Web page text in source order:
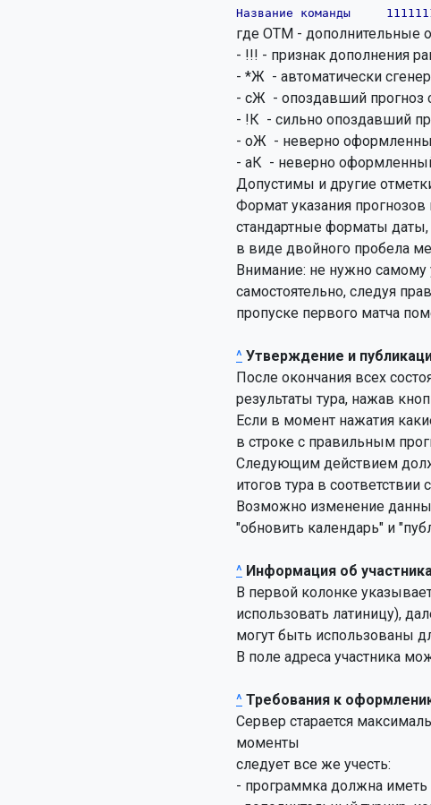
Название команды
где ОТМ - дополнительные
- !!! - признак дополнения
- *Ж  - автоматически
- cЖ  - опоздавший прогноз
- !К  - сильно опоздавший
- oЖ  - неверно
- aК  - неверно
Допустимы и другие
Формат указания
стандартные форматы даты,
в виде двойного пробела
Внимание: не нужно самому
самостоятельно, следуя
пропуске первого матча
^ Утверждение и
После окончания всех
результаты тура, нажав
Если в момент нажатия
в строке с правильным
Следующим действием
итогов тура в
Возможно изменение
"обновить календарь" и
^ Информация об
В первой колонке
использовать латиницу),
могут быть использованы
В поле адреса участника
^ Требования к
Сервер старается
моменты
следует все же учесть:
- программка должна иметь